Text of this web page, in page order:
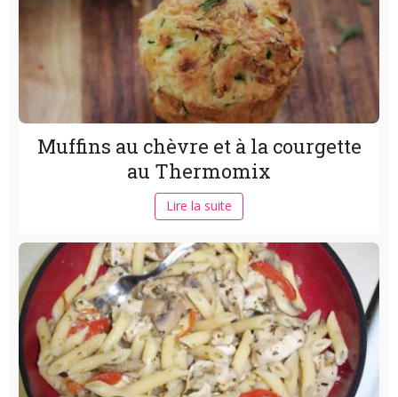
Muffins au chèvre et à la courgette
au Thermomix
Lire la suite